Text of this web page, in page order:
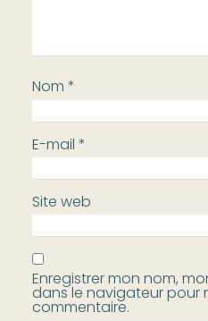
Nom*
E-mail*
Site web
Enregistrer mon nom,
dans le navigateur pour
commentaire.